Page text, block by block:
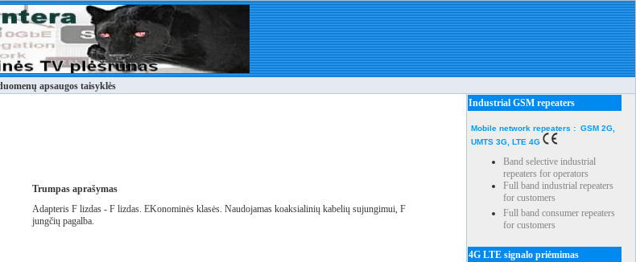
apsaugos taisyklės
Trumpas aprašymas
Adapteris F lizdas - F lizdas. EKonominės klasės. Naudojamas koaksialinių kabelių sujungimui, F
jungčių pagalba.
Industrial GSM repeaters
Mobile network repeaters : GSM 2G,
UMTS 3G, LTE 4G
Band selective industrial
repeaters for operators
Full band industrial repeaters
for customers
Full band consumer repeaters
for customers
4G LTE signalo priėmimas